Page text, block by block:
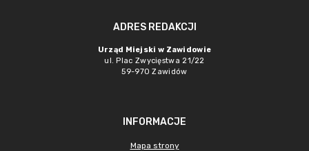
ADRES REDAKCJI
Urząd Miejski w Zawidowie
ul. Plac Zwycięstwa 21/22
59-970 Zawidów
INFORMACJE
Mapa strony